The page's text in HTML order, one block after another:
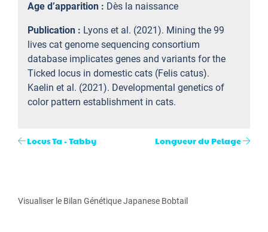
Age d’apparition : Dès la naissance
Publication : Lyons et al. (2021). Mining the 99
lives cat genome sequencing consortium
database implicates genes and variants for the
Ticked locus in domestic cats (Felis catus).
Kaelin et al. (2021). Developmental genetics of
color pattern establishment in cats.
Locus Ta - Tabby Longueur du Pelage
Visualiser le Bilan Génétique Japanese Bobtail